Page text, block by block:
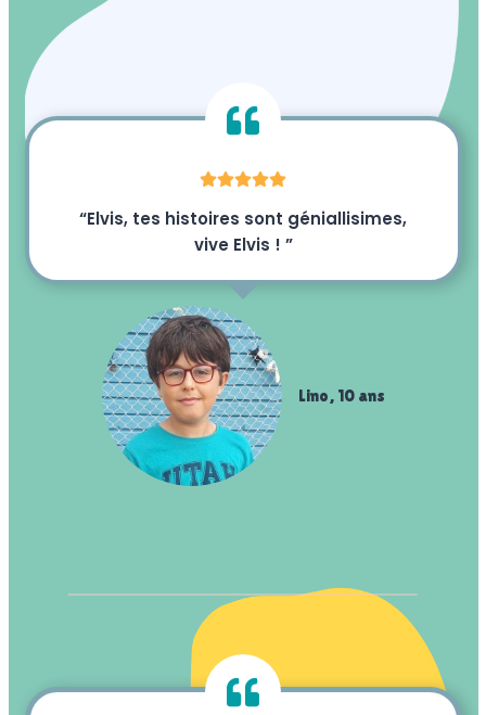
“Elvis, tes histoires sont géniallisimes,
vive Elvis ! ”
Lino, 10 ans